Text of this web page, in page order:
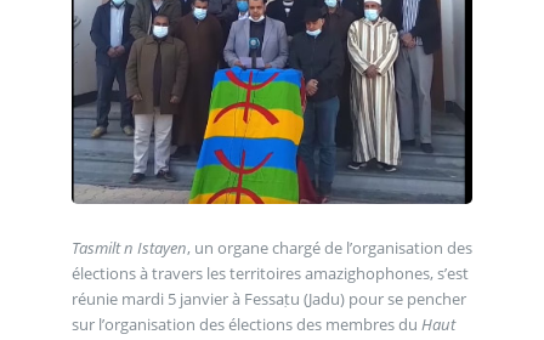
Tasmilt n Istayen, un organe chargé de l’organisation des
élections à travers les territoires amazighophones, s’est
réunie mardi 5 janvier à Fessaṭu (Jadu) pour se pencher
sur l’organisation des élections des membres du Haut